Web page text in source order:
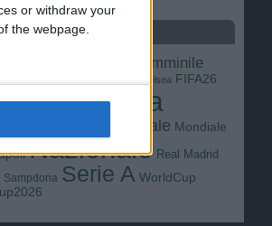
or withdraw your
the webpage.
calcio femminile
Chelsea FIFA26
Goals InterItalia
Mondiale Mondiale
Nazionale Real Madrid
Sampdoria Serie A WorldCup